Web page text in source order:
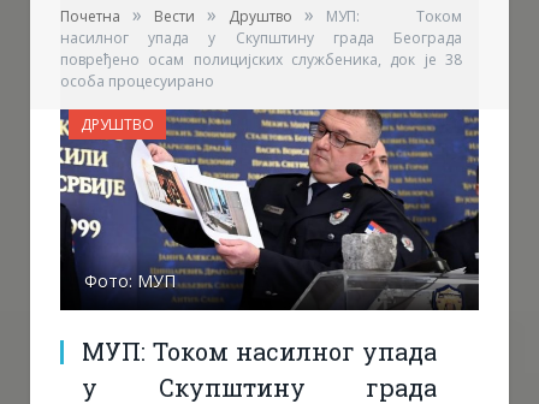
Почетна » Вести » Друштво »
МУП: Током
насилног упада у Скупштину града Београда
повређено осам полицијских службеника, док је 38
особа процесуирано
Фото: МУП
МУП: Током насилног упада
у Скупштину града
ДРУШТВО